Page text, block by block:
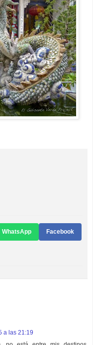
WhatsApp Facebook
a las 21:19